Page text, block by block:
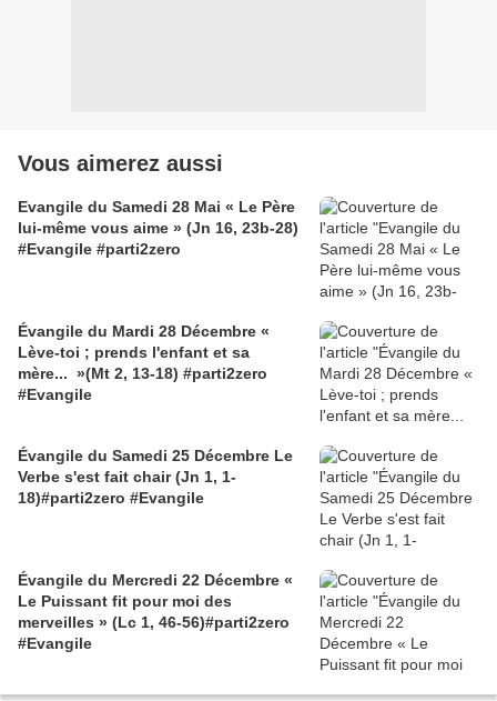
Vous aimerez aussi
Evangile du Samedi 28 Mai « Le Père
lui-même vous aime » (Jn 16, 23b-28)
#Evangile #parti2zero
Évangile du Mardi 28 Décembre «
Lève-toi ; prends l'enfant et sa
mère... »(Mt 2, 13-18) #parti2zero
#Evangile
Évangile du Samedi 25 Décembre Le
Verbe s'est fait chair (Jn 1, 1-
18)#parti2zero #Evangile
Évangile du Mercredi 22 Décembre «
Le Puissant fit pour moi des
merveilles » (Lc 1, 46-56)#parti2zero
#Evangile